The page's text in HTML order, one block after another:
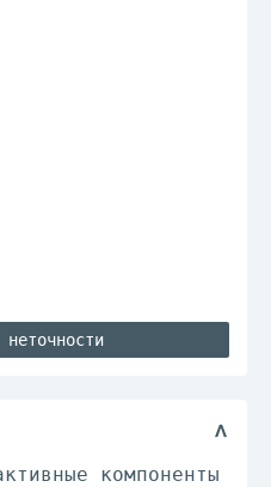
компоненты